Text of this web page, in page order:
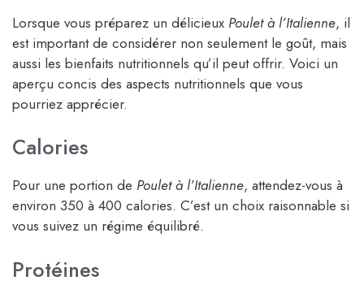
Lorsque vous préparez un délicieux Poulet à l’Italienne, il
est important de considérer non seulement le goût, mais
aussi les bienfaits nutritionnels qu’il peut offrir. Voici un
aperçu concis des aspects nutritionnels que vous
pourriez apprécier.
Calories
Pour une portion de Poulet à l’Italienne, attendez-vous à
environ 350 à 400 calories. C’est un choix raisonnable si
vous suivez un régime équilibré.
Protéines